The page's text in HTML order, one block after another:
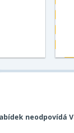
neodpovídá